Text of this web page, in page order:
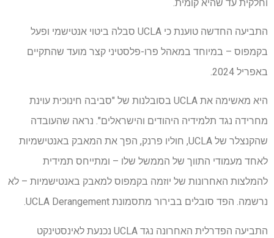
וחלקית עד שהיא קומית.
התביעה החדשה טוענת כי UCLA סבלה ביטוי אנטישמי ופעל
בקמפוס – במיוחד במאהל פרו-פלסטיני קצר מועד שהתקיים
באפריל 2024.
היא מאשימה את UCLA בסובלנות של "סביבה חינוכית עוינת
מחרידה נגד תלמידיה היהודים והישראלים". נראה שהעובדה
שהקנצלר של UCLA, חוליו פרנק, הפך את המאבק באנטישמיות
לאחד מעמודי התווך של הממשל שלו – ומתייחס תמידית
להמלצות האחרונות של יוזמה בקמפוס למאבק באנטישמיות – לא
נרשמה. הפד סובלים בבירור מתסמונת UCLA Derangement.
התביעה הפדרלית האחרונה נגד UCLA נכנעת לאינסטינקט